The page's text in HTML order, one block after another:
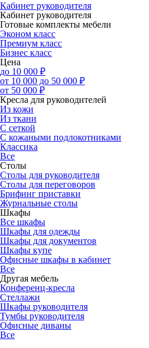
Кабинет руководителя
Кабинет руководителя
Готовые комплекты мебели
Эконом класс
Премиум класс
Бизнес класс
Цена
до 10 000 ₽
от 10 000 до 50 000 ₽
от 50 000 ₽
Кресла для руководителей
Из кожи
Из ткани
С сеткой
С кожаными подлокотниками
Классика
Все
Столы
Столы для руководителя
Столы для переговоров
Брифинг приставки
Журнальные столы
Шкафы
Все шкафы
Шкафы для одежды
Шкафы для документов
Шкафы купе
Офисные шкафы в кабинет
Все
Другая мебель
Конференц-кресла
Стеллажи
Шкафы руководителя
Тумбы руководителя
Офисные диваны
Все